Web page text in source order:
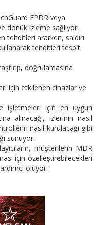
EPDR veya
dönük izleme sağlıyor.
tehditleri ararken, saldırı
tehditleri tespit
doğrulamasına
için etkilenen cihazlar ve
işletmeleri için en uygun
alınacağı, izlerinin nasıl
nasıl kurulacağı gibi
sunuyor.
müşterilerin MDR
için özelleştirebilecekleri
oluyor.